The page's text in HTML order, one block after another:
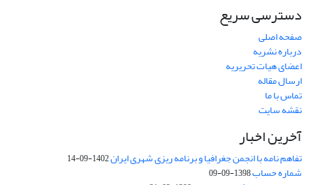
دسترسی سریع
صفحه اصلی
درباره نشریه
اعضای هیات تحریریه
ارسال مقاله
تماس با ما
نقشه سایت
آخرین اخبار
تفاهم نامه با انجمن جغرافیا و برنامه ریزی شهری ایران1402-09-14
شماره حساب1398-09-09